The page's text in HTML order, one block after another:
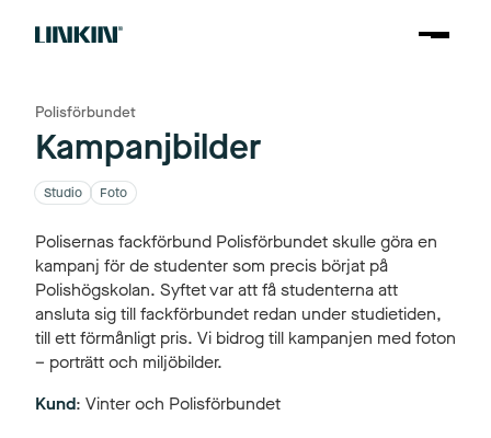
Polisförbundet
Kampanjbilder
Studio Foto
Polisernas fackförbund Polisförbundet skulle göra en
kampanj för de studenter som precis börjat på
Polishögskolan. Syftet var att få studenterna att
ansluta sig till fackförbundet redan under studietiden,
till ett förmånligt pris. Vi bidrog till kampanjen med foton
– porträtt och miljöbilder.
Kund: Vinter och Polisförbundet